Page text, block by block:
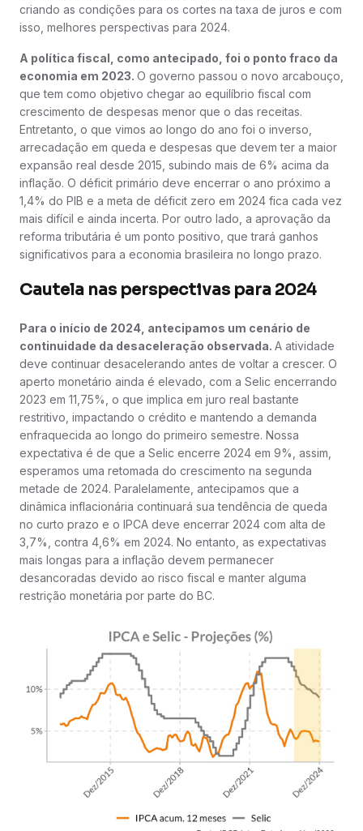
criando as condições para os cortes na taxa de juros e com
isso, melhores perspectivas para 2024.
A política fiscal, como antecipado, foi o ponto fraco da
economia em 2023. O governo passou o novo arcabouço,
que tem como objetivo chegar ao equilíbrio fiscal com
crescimento de despesas menor que o das receitas.
Entretanto, o que vimos ao longo do ano foi o inverso,
arrecadação em queda e despesas que devem ter a maior
expansão real desde 2015, subindo mais de 6% acima da
inflação. O déficit primário deve encerrar o ano próximo a
1,4% do PIB e a meta de déficit zero em 2024 fica cada vez
mais difícil e ainda incerta. Por outro lado, a aprovação da
reforma tributária é um ponto positivo, que trará ganhos
significativos para a economia brasileira no longo prazo.
Cautela nas perspectivas para 2024
Para o início de 2024, antecipamos um cenário de
continuidade da desaceleração observada. A atividade
deve continuar desacelerando antes de voltar a crescer. O
aperto monetário ainda é elevado, com a Selic encerrando
2023 em 11,75%, o que implica em juro real bastante
restritivo, impactando o crédito e mantendo a demanda
enfraquecida ao longo do primeiro semestre. Nossa
expectativa é de que a Selic encerre 2024 em 9%, assim,
esperamos uma retomada do crescimento na segunda
metade de 2024. Paralelamente, antecipamos que a
dinâmica inflacionária continuará sua tendência de queda
no curto prazo e o IPCA deve encerrar 2024 com alta de
3,7%, contra 4,6% em 2024. No entanto, as expectativas
mais longas para a inflação devem permanecer
desancoradas devido ao risco fiscal e manter alguma
restrição monetária por parte do BC.